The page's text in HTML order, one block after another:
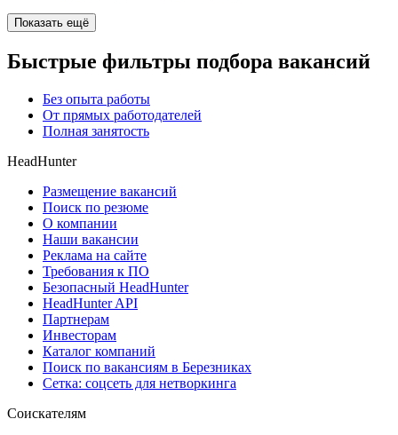
Показать ещё
Быстрые фильтры подбора вакансий
Без опыта работы
От прямых работодателей
Полная занятость
HeadHunter
Размещение вакансий
Поиск по резюме
О компании
Наши вакансии
Реклама на сайте
Требования к ПО
Безопасный HeadHunter
HeadHunter API
Партнерам
Инвесторам
Каталог компаний
Поиск по вакансиям в Березниках
Сетка: соцсеть для нетворкинга
Соискателям